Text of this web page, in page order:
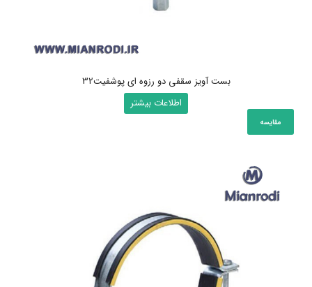
بست آویز سقفی دو رزوه ای پوشفیت32
اطلاعات بیشتر
مقایسه